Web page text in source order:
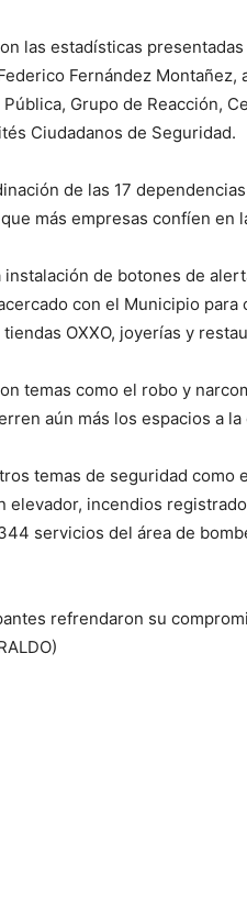
las estadísticas
Fernández
Grupo de Reacción,
Ciudadanos de Seguridad.
de las 17
más empresas confíen en
de botones de
con el Municipio
OXXO, joyerías y
temas como el robo y
aún más los espacios a la
temas de seguridad como
elevador, incendios
servicios del área de
refrendaron su